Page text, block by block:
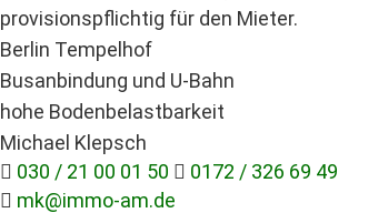
provisionspflichtig für den Mieter.
Berlin Tempelhof
Busanbindung und U-Bahn
hohe Bodenbelastbarkeit
Michael Klepsch
030 / 21 00 01 50
0172 / 326 69 49
mk@immo-am.de